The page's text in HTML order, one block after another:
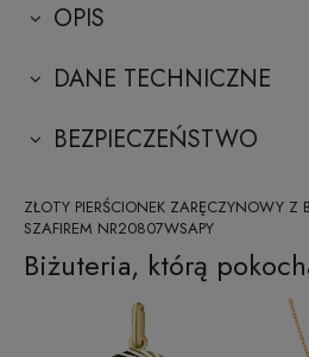
OPIS
DANE TECHNICZNE
BEZPIECZEŃSTWO
ZŁOTY PIERŚCIONEK ZARĘCZYNOWY Z
SZAFIREM NR20807WSAPY
Biżuteria, którą